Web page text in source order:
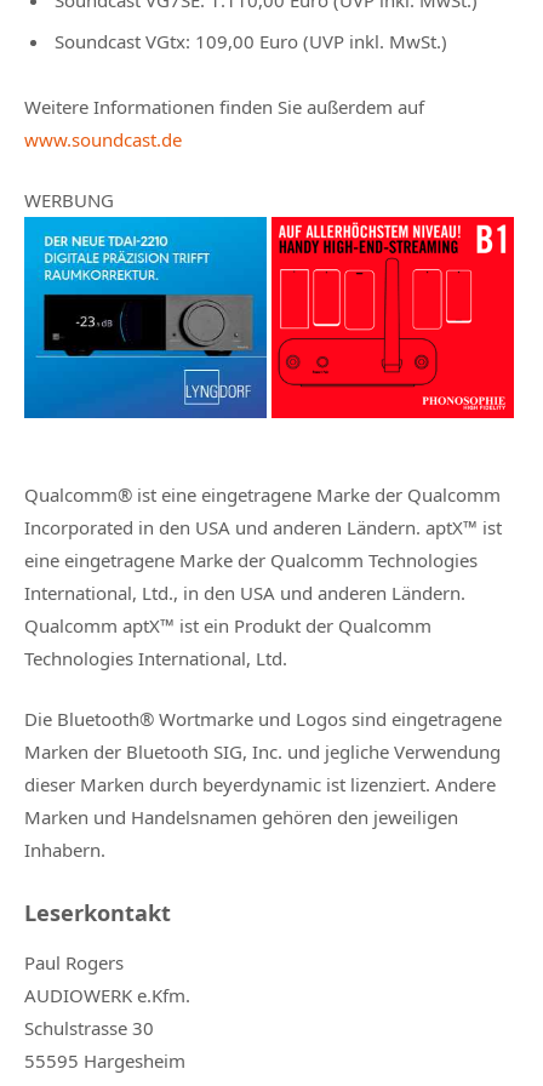
Soundcast VGtx: 109,00 Euro (UVP inkl. MwSt.)
Weitere Informationen finden Sie außerdem auf
www.soundcast.de
WERBUNG
Qualcomm® ist eine eingetragene Marke der Qualcomm
Incorporated in den USA und anderen Ländern. aptX™ ist
eine eingetragene Marke der Qualcomm Technologies
International, Ltd., in den USA und anderen Ländern.
Qualcomm aptX™ ist ein Produkt der Qualcomm
Technologies International, Ltd.
Die Bluetooth® Wortmarke und Logos sind eingetragene
Marken der Bluetooth SIG, Inc. und jegliche Verwendung
dieser Marken durch beyerdynamic ist lizenziert. Andere
Marken und Handelsnamen gehören den jeweiligen
Inhabern.
Leserkontakt
Paul Rogers
AUDIOWERK e.Kfm.
Schulstrasse 30
55595 Hargesheim